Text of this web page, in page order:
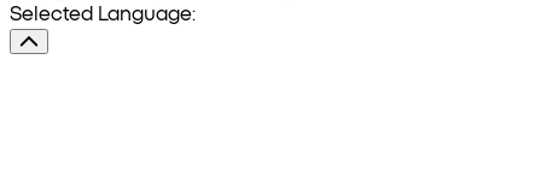
Selected Language: